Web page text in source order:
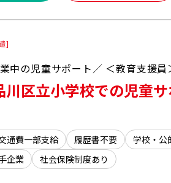
]
川区立小学校での児童
通費一部支給 履歴書不要
学校・公
企業 社会保険制度あり